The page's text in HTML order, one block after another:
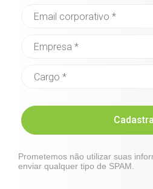
Prometemos não utilizar suas
enviar qualquer tipo de SPAM.